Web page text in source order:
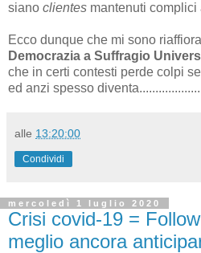
siano clientes mantenuti
Ecco dunque che mi sono
Democrazia a Suffragio
che in certi contesti perde colpi
ed anzi spesso
alle 13:20:00
Condividi
mercoledì 1 luglio 2020
Crisi covid-19 =
meglio ancora